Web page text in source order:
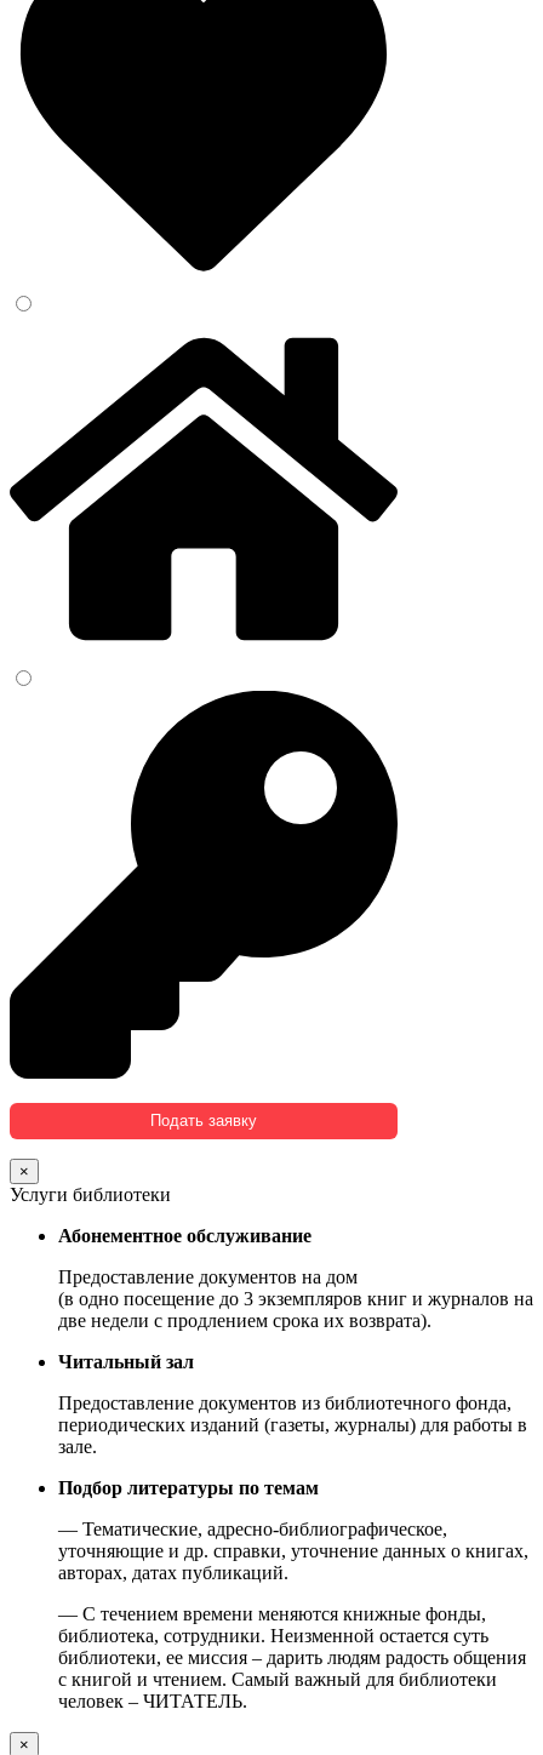
×
Услуги библиотеки
Абонементное обслуживание
Предоставление документов на дом
(в одно посещение до 3 экземпляров книг и журналов на
две недели с продлением срока их возврата).
Читальный зал
Предоставление документов из библиотечного фонда,
периодических изданий (газеты, журналы) для работы в
зале.
Подбор литературы по темам
— Тематические, адресно-библиографическое,
уточняющие и др. справки, уточнение данных о книгах,
авторах, датах публикаций.
— С течением времени меняются книжные фонды,
библиотека, сотрудники. Неизменной остается суть
библиотеки, ее миссия – дарить людям радость общения
с книгой и чтением. Самый важный для библиотеки
человек – ЧИТАТЕЛЬ.
×